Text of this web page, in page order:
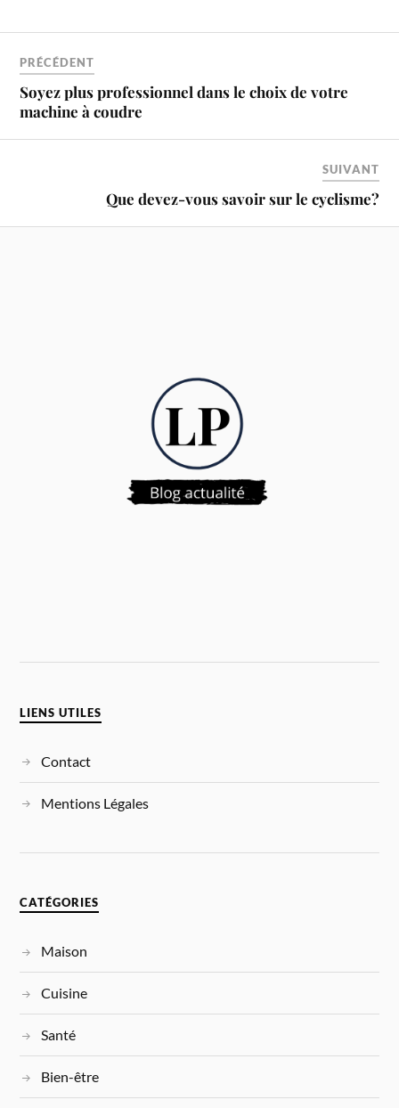
PRÉCÉDENT
Soyez plus professionnel dans le choix de votre
machine à coudre
SUIVANT
Que devez-vous savoir sur le cyclisme?
LIENS UTILES
Contact
Mentions Légales
CATÉGORIES
Maison
Cuisine
Santé
Bien-être